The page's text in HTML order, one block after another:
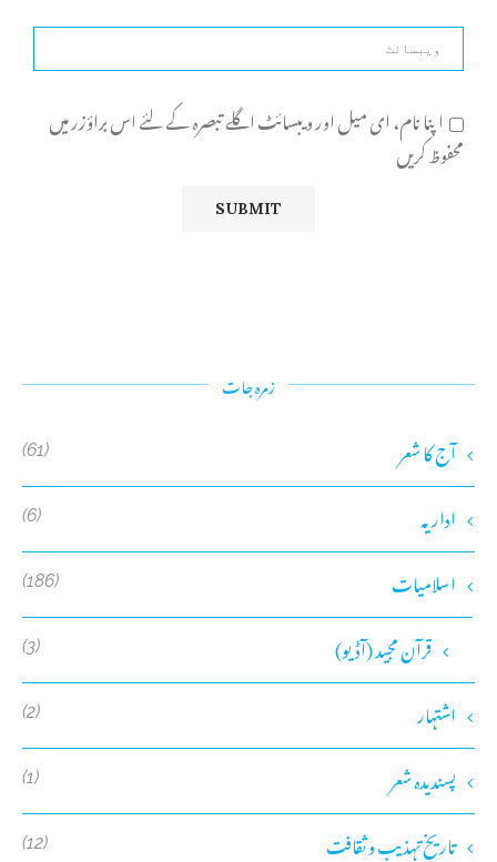
اپنا نام، ای میل اور ویبسائٹ اگلے تبصرہ کے لئے اس براؤزر میں
محفوظ کریں
زمرہ جات
آج کا شعر (61)
اداریہ (6)
اسلامیات (186)
قرآن مجید (آڈیو) (3)
اشتہار (2)
پسندیدہ شعر (1)
تاریخِ تہذیب و ثقافت (12)